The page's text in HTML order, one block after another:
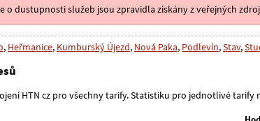
o dustupnosti služeb jsou zpravidla získány z veřejných
, Heřmanice, Kumburský Újezd, Nová Paka, Podlevín,Stav,
HTN cz pro všechny tarify. Statistiku pro jednotlivé tarify